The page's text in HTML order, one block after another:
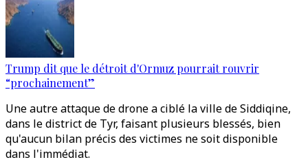
Trump dit que le détroit d'Ormuz pourrait rouvrir
“prochainement”
Une autre attaque de drone a ciblé la ville de Siddiqine,
dans le district de Tyr, faisant plusieurs blessés, bien
qu'aucun bilan précis des victimes ne soit disponible
dans l'immédiat.